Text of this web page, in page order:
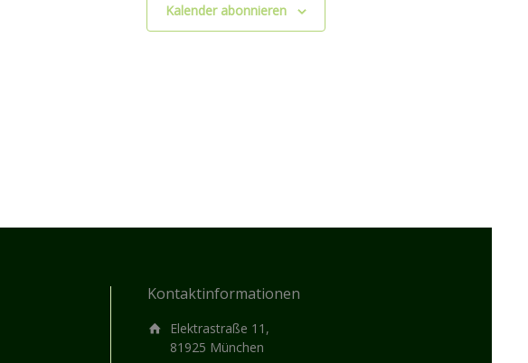
Kalender abonnieren
Kontaktinformationen
Elektrastraße 11,
81925 München